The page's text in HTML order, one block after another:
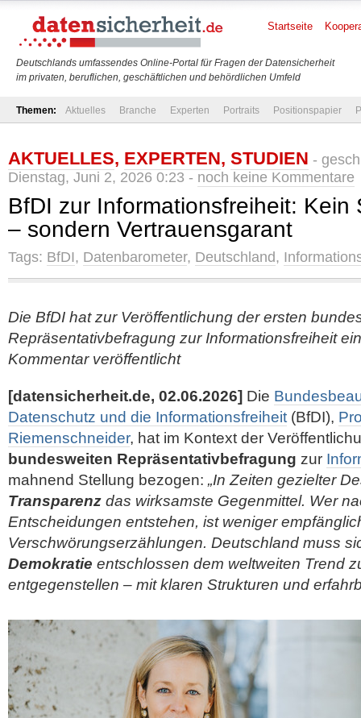
Deutschlands umfassendes Online-Portal für Fragen der Datensicherheit
im privaten, beruflichen, geschäftlichen und behördlichen Umfeld
Startseite
Themen: Aktuelles Branche Experten Portraits Positionspapier
AKTUELLES, EXPERTEN, STUDIEN -
Dienstag, Juni 2, 2026 0:23 - noch keine Kommentare
BfDI zur Informationsfreiheit: Kein
– sondern Vertrauensgarant
Tags: BfDI, Datenbarometer, Deutschland,
Die BfDI hat zur Veröffentlichung der ersten
Repräsentativbefragung zur Informationsfreiheit
Kommentar veröffentlicht
[datensicherheit.de, 02.06.2026] Die
Datenschutz und die Informationsfreiheit (BfDI),
Riemenschneider, hat im Kontext der
bundesweiten Repräsentativbefragung zur
mahnend Stellung bezogen: „In Zeiten gezielter
Transparenz das wirksamste Gegenmittel. Wer
Entscheidungen entstehen, ist weniger
Verschwörungserzählungen. Deutschland muss
Demokratie entschlossen dem weltweiten Trend
entgegenstellen – mit klaren Strukturen und